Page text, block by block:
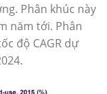
Phân khúc này
năm tới. Phân
độ CAGR dự